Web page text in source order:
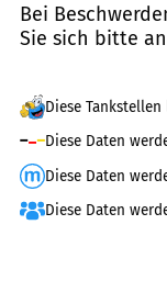
Bei
Sie sich bitte an
Diese
Diese Daten
Diese Daten
Diese Daten